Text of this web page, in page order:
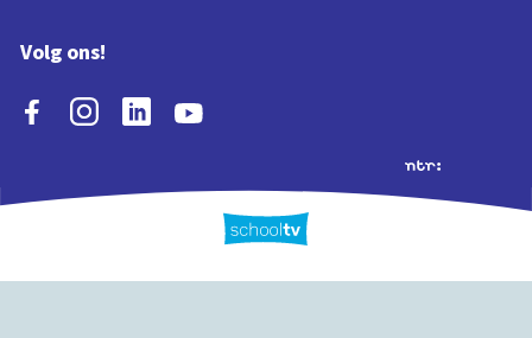
Volg ons!